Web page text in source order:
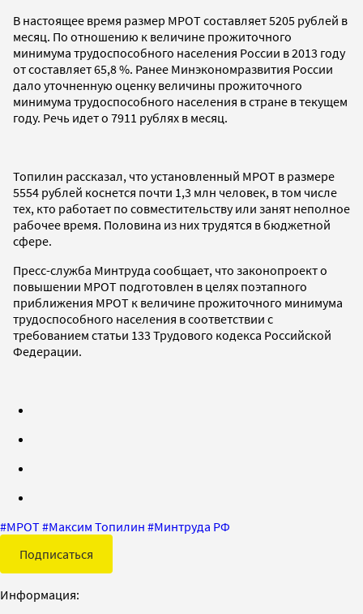
В настоящее время размер МРОТ составляет 5205 рублей в
месяц. По отношению к величине прожиточного
минимума трудоспособного населения России в 2013 году
от составляет 65,8 %. Ранее Минэкономразвития России
дало уточненную оценку величины прожиточного
минимума трудоспособного населения в стране в текущем
году. Речь идет о 7911 рублях в месяц.
Топилин рассказал, что установленный МРОТ в размере
5554 рублей коснется почти 1,3 млн человек, в том числе
тех, кто работает по совместительству или занят неполное
рабочее время. Половина из них трудятся в бюджетной
сфере.
Пресс-служба Минтруда сообщает, что законопроект о
повышении МРОТ подготовлен в целях поэтапного
приближения МРОТ к величине прожиточного минимума
трудоспособного населения в соответствии с
требованием статьи 133 Трудового кодекса Российской
Федерации.
#МРОТ#Максим Топилин #Минтруда РФ
Подписаться
Информация: